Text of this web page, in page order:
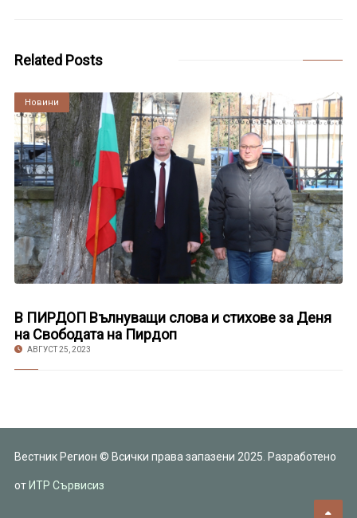
Related Posts
Култура
Новини
В ПИРДОП Вълнуващи слова и стихове за Деня
на Свободата на Пирдоп
АВГУСТ 25, 2023
Вестник Регион © Всички права запазени 2025. Разработено
от ИТР Сървисиз